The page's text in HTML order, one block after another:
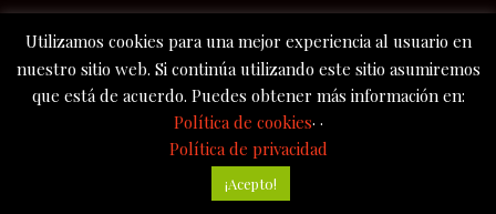
Utilizamos cookies para una mejor experiencia al usuario en
nuestro sitio web. Si continúa utilizando este sitio asumiremos
que está de acuerdo. Puedes obtener más información en:
Política de cookies· ·
Política de privacidad
¡Acepto!